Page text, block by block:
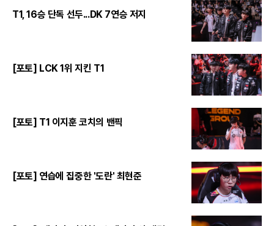
T1, 16승 단독 선두...DK 7연승 저지
[포토] LCK 1위 지킨 T1
[포토] T1 이지훈 코치의 밴픽
[포토] 연습에 집중한 '도란' 최현준